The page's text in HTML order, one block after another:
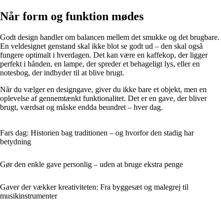
Når form og funktion mødes
Godt design handler om balancen mellem det smukke og det brugbare.
En veldesignet genstand skal ikke blot se godt ud – den skal også
fungere optimalt i hverdagen. Det kan være en kaffekop, der ligger
perfekt i hånden, en lampe, der spreder et behageligt lys, eller en
notesbog, der indbyder til at blive brugt.
Når du vælger en designgave, giver du ikke bare et objekt, men en
oplevelse af gennemtænkt funktionalitet. Det er en gave, der bliver
brugt, værdsat og måske endda beundret – hver dag.
Fars dag: Historien bag traditionen – og hvorfor den stadig har
betydning
Gør den enkle gave personlig – uden at bruge ekstra penge
Gaver der vækker kreativiteten: Fra byggesæt og malegrej til
musikinstrumenter